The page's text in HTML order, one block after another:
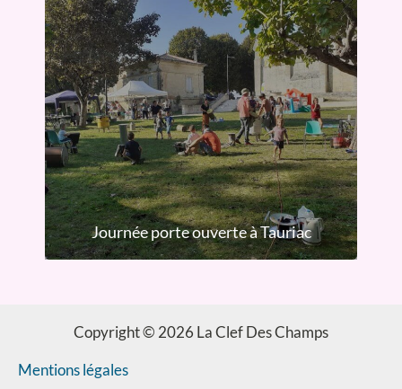
Journée porte ouverte à Tauriac
Copyright © 2026 La Clef Des Champs
Mentions légales